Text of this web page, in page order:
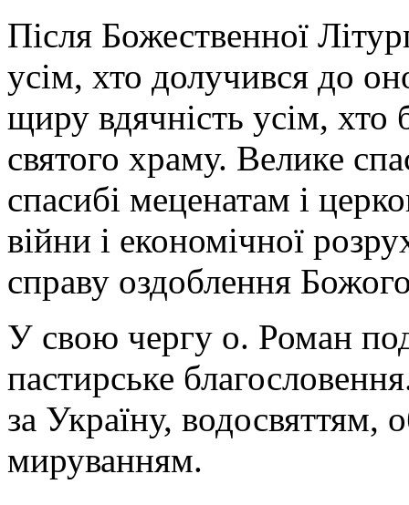
Після Божественної
усім, хто долучився до
щиру вдячність усім, хто
святого храму. Велике
спасибі меценатам і
війни і економічної
справу оздоблення
У свою чергу о. Роман
пастирське
за Україну, водосвяттям,
мируванням.